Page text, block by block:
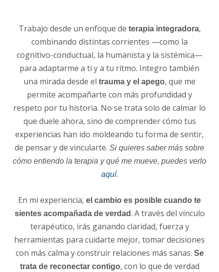
Trabajo desde un enfoque de terapia integradora,
combinando distintas corrientes —como la
cognitivo-conductual, la humanista y la sistémica—
para adaptarme a ti y a tu ritmo. Integro también
una mirada desde el trauma y el apego, que me
permite acompañarte con más profundidad y
respeto por tu historia. No se trata solo de calmar lo
que duele ahora, sino de comprender cómo tus
experiencias han ido moldeando tu forma de sentir,
de pensar y de vincularte. Si quieres saber más sobre
cómo entiendo la terapia y qué me mueve, puedes verlo
aquí.
En mi experiencia, el cambio es posible cuando te
sientes acompañada de verdad. A través del vínculo
terapéutico, irás ganando claridad, fuerza y
herramientas para cuidarte mejor, tomar decisiones
con más calma y construir relaciones más sanas. Se
trata de reconectar contigo, con lo que de verdad